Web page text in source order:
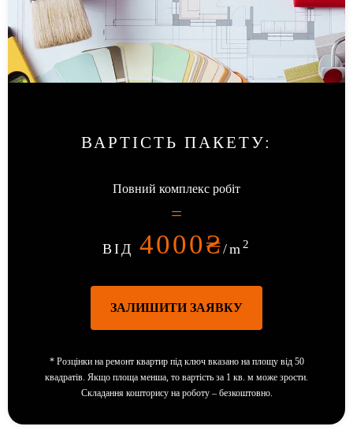
ВАРТІСТЬ ПАКЕТУ:
Повний комплекс робіт
=
ВІД 4000₴/m 2
ЗАЛИШИТИ ЗАЯВКУ
* Розцінки на ремонт квартир під ключ вказано на площу від 50
квадратів. Якщо площа менша, то вартість за 1 кв. м може зрости.
Складання кошторису на роботу – безкоштовно.